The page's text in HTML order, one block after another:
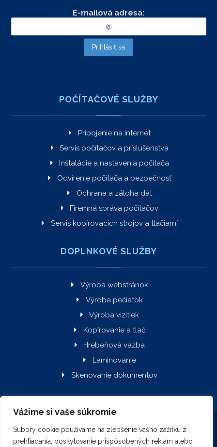
Vážime si vaše súkromie
Súbory cookie používame na zlepšenie vášho zážitku z
prehliadania, poskytovanie prispôsobených reklám alebo
E-mailová adresa:
POČÍTAČOVÉ SLUŽBY
Pripojenie na internet
Servis počítačov a príslušenstva
Inštalácie a nastavenia počítača
Odvírenie počítača a bezpečnosť
Ochrana a záloha dát
Firemná správa počítačov
Servis kopírovacích strojov a tlačiarní
DOPLNKOVÉ SLUŽBY
Výroba webstránok
Výroba pečiatok
Výroba vizitiek
Kopírovanie a tlač
Hrebeňová väzba
Laminovanie
Skenovanie dokumentov
Simmons.sk © Copyright 2026. Všetky práva vyhradené.